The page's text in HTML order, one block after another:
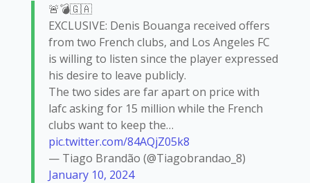
🚨💣🇬🇦
EXCLUSIVE: Denis Bouanga received offers
from two French clubs, and Los Angeles FC
is willing to listen since the player expressed
his desire to leave publicly.
The two sides are far apart on price with
lafc asking for 15 million while the French
clubs want to keep the…
pic.twitter.com/84AQjZ05k8
— Tiago Brandão (@Tiagobrandao_8)
January 10, 2024